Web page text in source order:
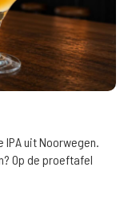
uit Noorwegen.
Op de proeftafel